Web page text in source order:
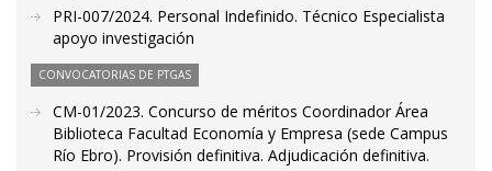
PRI-007/2024. Personal Indefinido. Técnico Especialista
apoyo investigación
CONVOCATORIAS DE PTGAS
CM-01/2023. Concurso de méritos Coordinador Área
Biblioteca Facultad Economía y Empresa (sede Campus
Río Ebro). Provisión definitiva. Adjudicación definitiva.